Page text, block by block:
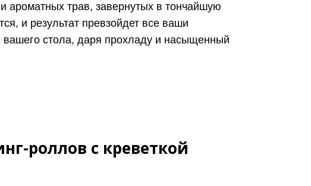
ароматных трав, завернутых в тончайшую
и результат превзойдет все ваши
стола, даря прохладу и насыщенный
роллов с креветкой